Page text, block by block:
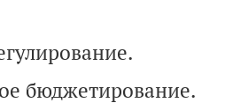
бюджетирование.